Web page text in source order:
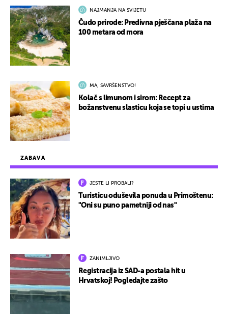
ZABAVA
JESTE LI PROBALI?
Turisticu oduševila ponuda u Primoštenu:
"Oni su puno pametniji od nas"
ZANIMLJIVO
Registracija iz SAD-a postala hit u
Hrvatskoj! Pogledajte zašto
NAJMANJA NA SVIJETU
Čudo prirode: Predivna pješčana plaža na
100 metara od mora
MA, SAVRŠENSTVO!
Kolač s limunom i sirom: Recept za
božanstvenu slasticu koja se topi u ustima